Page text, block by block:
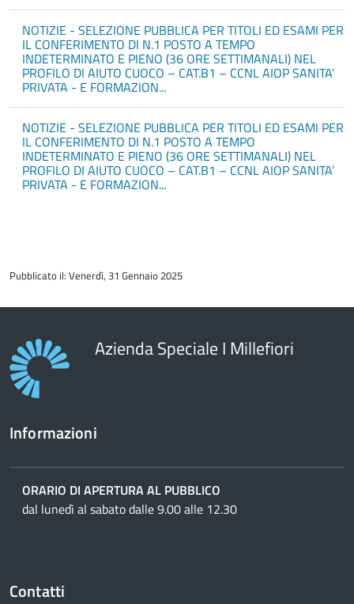
NOTIZIE - SELEZIONE PUBBLICA PER TITOLI ED ESAMI PER
IL CONFERIMENTO DI N.1 POSTO A TEMPO
INDETERMINATO E PIENO (36 ORE SETTIMANALI) NEL
PROFILO DI AIUTO CUOCO – CAT.B1 – CCNL AIOP SANITA’
PRIVATA - E FORMAZION...
NOTIZIE - SELEZIONE PUBBLICA PER TITOLI ED ESAMI PER
IL CONFERIMENTO DI N.1 POSTO A TEMPO
INDETERMINATO E PIENO (36 ORE SETTIMANALI) NEL
PROFILO DI AIUTO CUOCO – CAT.B1 – CCNL AIOP SANITA’
PRIVATA - E FORMAZION...
del
Pubblicato il: Venerdì, 31 Gennaio 2025
Azienda Speciale I Millefiori
Informazioni
ORARIO DI APERTURA AL PUBBLICO
dal lunedì al sabato dalle 9.00 alle 12.30
Contatti